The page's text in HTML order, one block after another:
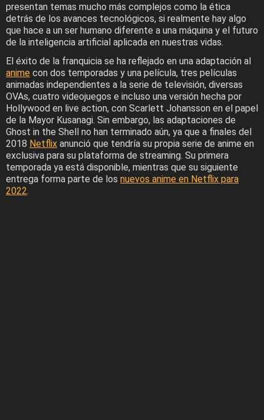
presentan temas mucho más complejos como la ética
detrás de los avances tecnológicos, si realmente hay algo
que hace a un ser humano diferente a una máquina y el futuro
de la inteligencia artificial aplicada en nuestras vidas.
El éxito de la franquicia se ha reflejado en una adaptación al
anime con dos temporadas y una película, tres películas
animadas independientes a la serie de televisión, diversas
OVAs, cuatro videojuegos e incluso una versión hecha por
Hollywood en live action, con Scarlett Johansson en el papel
de la Mayor Kusanagi. Sin embargo, las adaptaciones de
Ghost in the Shell no han terminado aún, ya que a finales del
2018 Netflix anunció que tendría su propia serie de anime en
exclusiva para su plataforma de streaming. Su primera
temporada ya está disponible, mientras que su siguiente
entrega forma parte de los nuevos anime en Netflix para
2022.